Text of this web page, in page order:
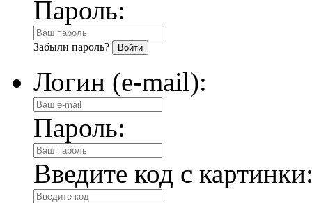
Пароль:
Забыли пароль?
Логин (e-mail):
Пароль:
Введите код с